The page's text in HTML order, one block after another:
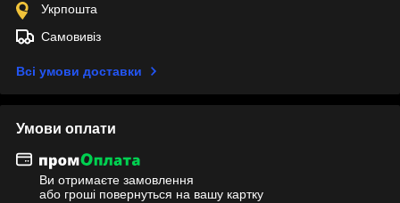
Укрпошта
Самовивіз
Всі умови доставки
Умови оплати
Ви отримаєте замовлення
або гроші повернуться на вашу картку